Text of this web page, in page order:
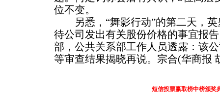
位不变。
另悉，“舞影行动”的第二天，英
待公司发出有关股份价格的事宜报
部，公共关系部工作人员透露：该
等审查结果揭晓再说。宗合(华商报
短信投票赢取榜中榜颁奖